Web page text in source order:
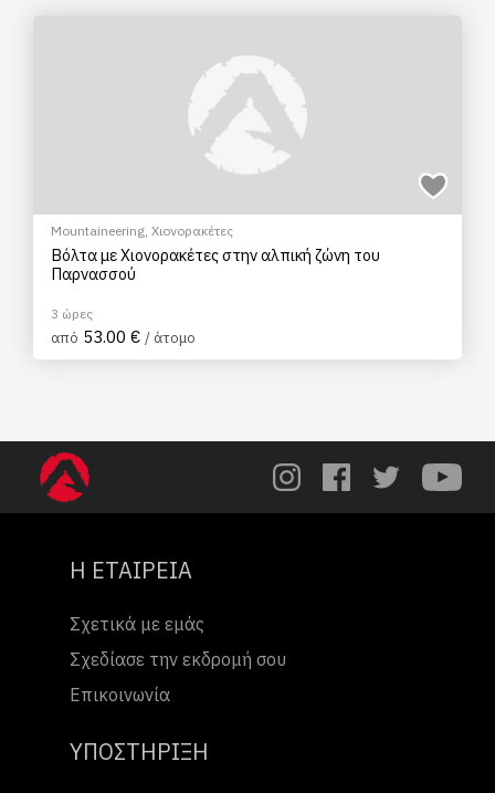
Mountaineering, Χιονορακέτες
Βόλτα με Χιονορακέτες στην αλπική ζώνη του
Παρνασσού
3 ώρες
από 53.00 € / άτομο
Η ΕΤΑΙΡΕΙΑ
Σχετικά με εμάς
Σχεδίασε την εκδρομή σου
Επικοινωνία
ΥΠΟΣΤΗΡΙΞΗ